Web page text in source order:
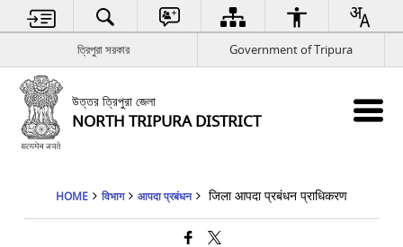
ত্রিপুরা সরকার Government of Tripura
উত্তর ত্রিপুরা জেলা
NORTH TRIPURA DISTRICT
HOME विभाग आपदा प्रबंधन जिला आपदा प्रबंधन प्राधिकरण